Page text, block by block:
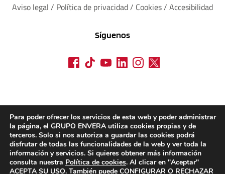
Aviso legal / Política de privacidad / Cookies / Accesibilidad
Síguenos
Para poder ofrecer los servicios de esta web y poder administrar
la página, el GRUPO ENVERA utiliza cookies propias y de
terceros. Solo si nos autoriza a guardar las cookies podrá
disfrutar de todas las funcionalidades de la web y ver toda la
información y servicios. Si quieres obtener más información
consulta nuestra Política de cookies. Al clicar en "Aceptar"
ACEPTA SU USO. También puede CONFIGURAR O RECHAZAR